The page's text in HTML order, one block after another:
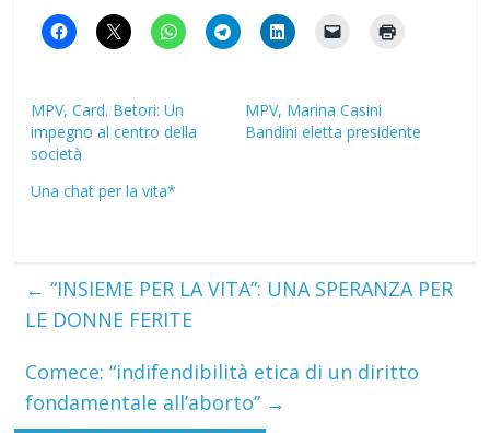
MPV, Card. Betori: Un
impegno al centro della
società
MPV, Marina Casini
Bandini eletta presidente
Una chat per la vita*
← “INSIEME PER LA VITA”: UNA SPERANZA PER
LE DONNE FERITE
Comece: “indifendibilità etica di un diritto
fondamentale all’aborto” →